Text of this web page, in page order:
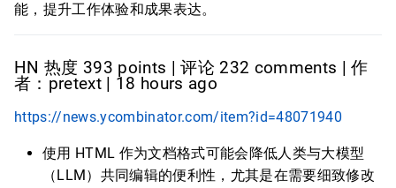
能，提升工作体验和成果表达。
HN 热度 393 points | 评论 232 comments | 作
者：pretext | 18 hours ago
https://news.ycombinator.com/item?id=48071940
使用 HTML 作为文档格式可能会降低人类与大模型
（LLM）共同编辑的便利性，尤其是在需要细致修改